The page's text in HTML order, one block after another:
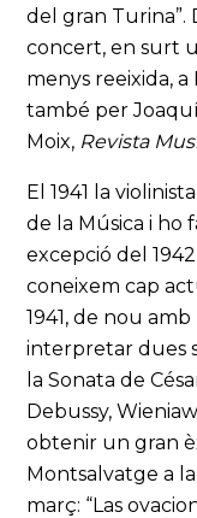
del gran Turina”.
concert, en surt
menys reeixida,
també per
Moix, Revista
El 1941 la
de la Música i ho
excepció del
coneixem cap
1941, de nou
interpretar dues
la Sonata de
Debussy,
obtenir un gran
Montsalvatge a
març: “Las